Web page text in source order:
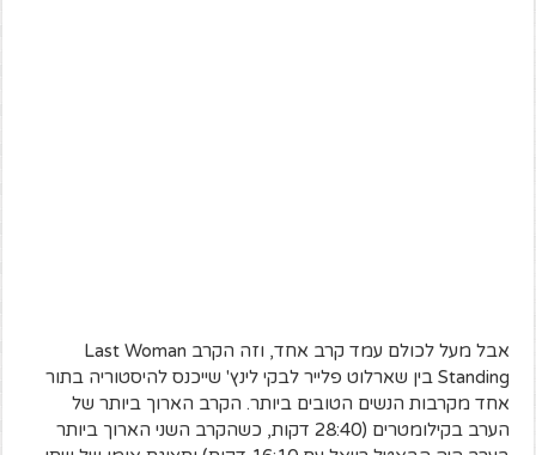
אבל מעל לכולם עמד קרב אחד, וזה הקרב Last Woman
Standing בין שארלוט פלייר לבקי לינץ' שייכנס להיסטוריה בתור
אחד מקרבות הנשים הטובים ביותר. הקרב הארוך ביותר של
הערב בקילומטרים (28:40 דקות, כשהקרב השני הארוך ביותר